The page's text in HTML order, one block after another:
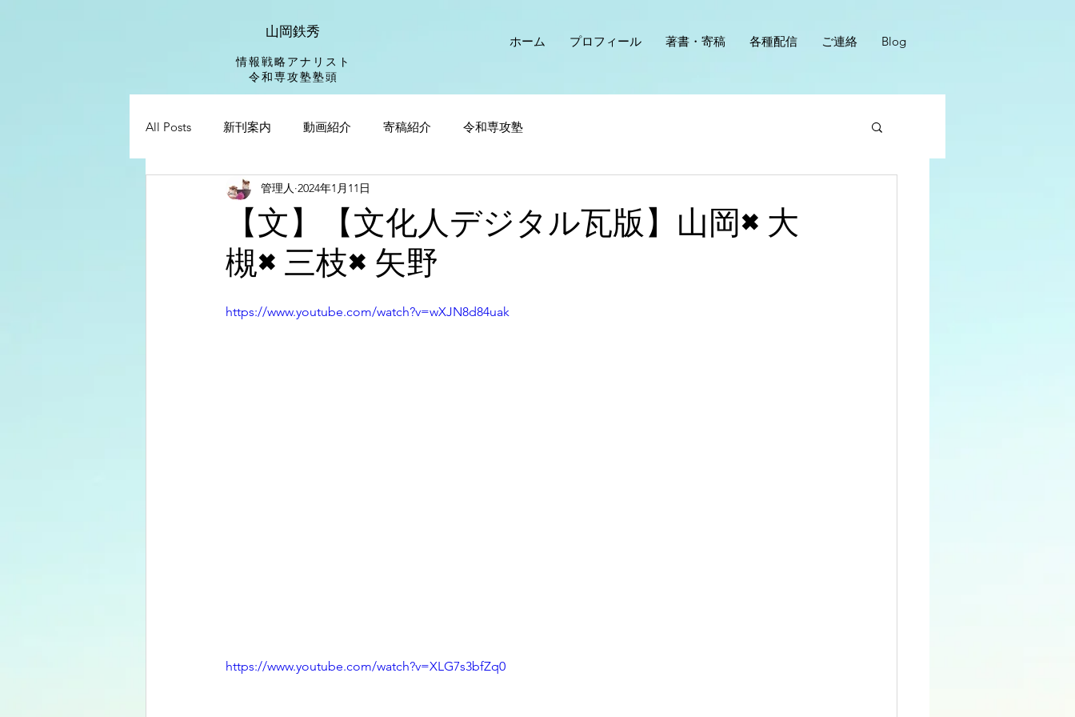
山岡鉄秀
情報戦略アナリスト
​令和専攻塾塾頭
ホーム プロフィール 著書・寄稿 各種配信 ご連絡 Blog
All Posts 新刊案内 動画紹介 寄稿紹介 令和専攻塾
【文】【文化人デジタル瓦版】山岡×大
槻×三枝×矢野
管理人 2024年1月11日
https://www.youtube.com/watch?v=wXJN8d84uak
https://www.youtube.com/watch?v=XLG7s3bfZq0